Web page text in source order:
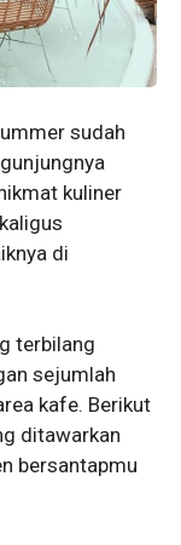
sudah
kuliner
di
terbilang
sejumlah
kafe. Berikut
ditawarkan
bersantapmu